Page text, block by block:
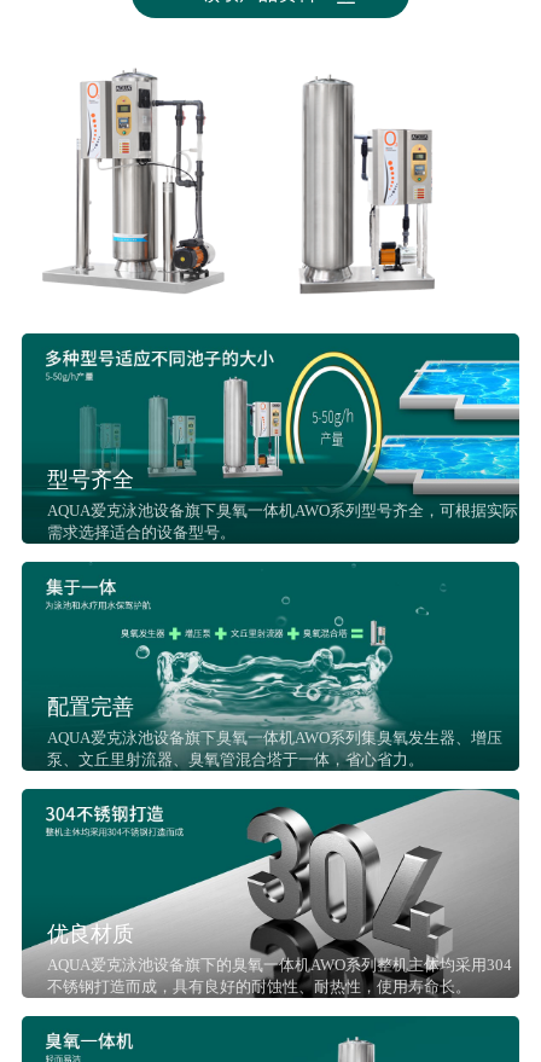
型号齐全
AQUA爱克泳池设备旗下臭氧一体机AWO系列型号齐全，可根据实际
需求选择适合的设备型号。
配置完善
AQUA爱克泳池设备旗下臭氧一体机AWO系列集臭氧发生器、增压
泵、文丘里射流器、臭氧管混合塔于一体，省心省力。
优良材质
AQUA爱克泳池设备旗下的臭氧一体机AWO系列整机主体均采用304
不锈钢打造而成，具有良好的耐蚀性、耐热性，使用寿命长。